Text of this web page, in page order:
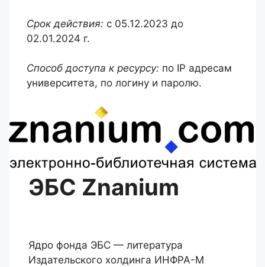
Срок действия: с 05.12.2023 до
02.01.2024 г.
Способ доступа к ресурсу: по IP адресам
университета, по логину и паролю.
ЭБС Znanium
Ядро фонда ЭБС — литература
Издательского холдинга ИНФРА-М